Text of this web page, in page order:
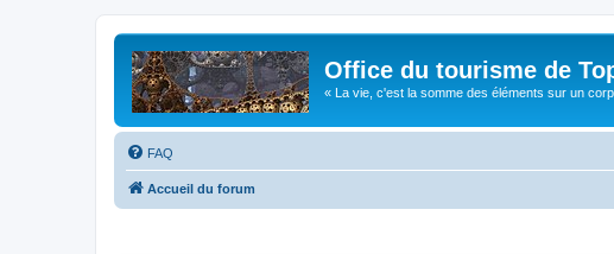
Office du tourisme de
« La vie, c'est la somme des éléments sur un
FAQ
Accueil du forum